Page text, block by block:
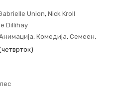
Union, Nick Kroll
Dillihay
, Комедија, Семеен,